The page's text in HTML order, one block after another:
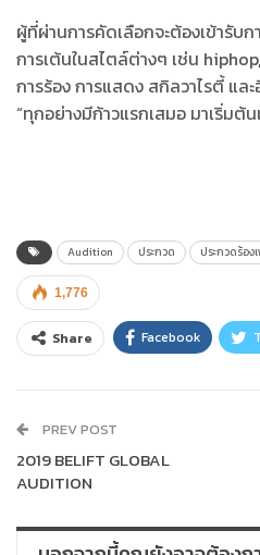
ผู้ที่ผ่านการคัดเลือกจะต้องเข้ารับ
การเต้นในสไตล์ต่างๆ เช่น
การร้อง การแสดง สกิลวาไรตี้ แล
“ทุกอย่างมีก้าวแรกเสมอ มาเริ่มต้
Audition ประกวด ประกวดร้อง
1,776
Share Facebook
PREV POST
2019 BELIFT GLOBAL
AUDITION